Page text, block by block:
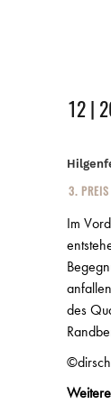
12 |
3.
Im
des